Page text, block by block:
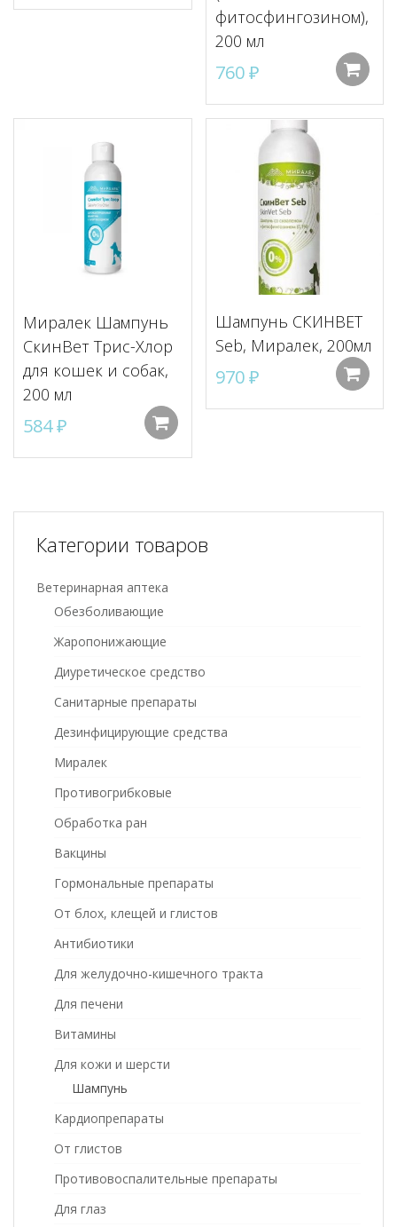
фитосфингозином),
200 мл
760₽
Миралек Шампунь
СкинВет Трис-Хлор
для кошек и собак,
200 мл
584₽
Шампунь СКИНВЕТ
Seb, Миралек, 200мл
970₽
Категории товаров
Ветеринарная аптека
Обезболивающие
Жаропонижающие
Диуретическое средство
Санитарные препараты
Дезинфицирующие средства
Миралек
Противогрибковые
Обработка ран
Вакцины
Гормональные препараты
От блох, клещей и глистов
Антибиотики
Для желудочно-кишечного тракта
Для печени
Витамины
Для кожи и шерсти
Шампунь
Кардиопрепараты
От глистов
Противовоспалительные препараты
Для глаз